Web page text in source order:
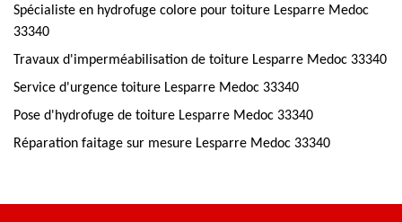
Spécialiste en hydrofuge colore pour toiture Lesparre Medoc
33340
Travaux d'imperméabilisation de toiture Lesparre Medoc 33340
Service d'urgence toiture Lesparre Medoc 33340
Pose d'hydrofuge de toiture Lesparre Medoc 33340
Réparation faitage sur mesure Lesparre Medoc 33340